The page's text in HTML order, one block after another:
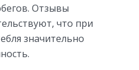
Отзывы
что при
значительно